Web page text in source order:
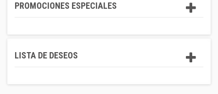
PROMOCIONES ESPECIALES
LISTA DE DESEOS